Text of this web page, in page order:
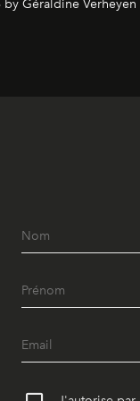
by Géraldine Verheyen